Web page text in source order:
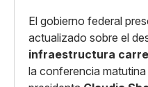
El gobierno federal
actualizado sobre el
infraestructura
la conferencia